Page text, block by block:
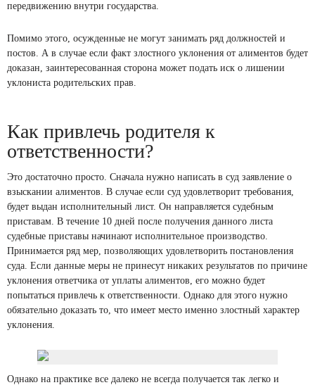
передвижению внутри государства.
Помимо этого, осужденные не могут занимать ряд должностей и
постов. А в случае если факт злостного уклонения от алиментов будет
доказан, заинтересованная сторона может подать иск о лишении
уклониста родительских прав.
Как привлечь родителя к
ответственности?
Это достаточно просто. Сначала нужно написать в суд заявление о
взыскании алиментов. В случае если суд удовлетворит требования,
будет выдан исполнительный лист. Он направляется судебным
приставам. В течение 10 дней после получения данного листа
судебные приставы начинают исполнительное производство.
Принимается ряд мер, позволяющих удовлетворить постановления
суда. Если данные меры не принесут никаких результатов по причине
уклонения ответчика от уплаты алиментов, его можно будет
попытаться привлечь к ответственности. Однако для этого нужно
обязательно доказать то, что имеет место именно злостный характер
уклонения.
Однако на практике все далеко не всегда получается так легко и